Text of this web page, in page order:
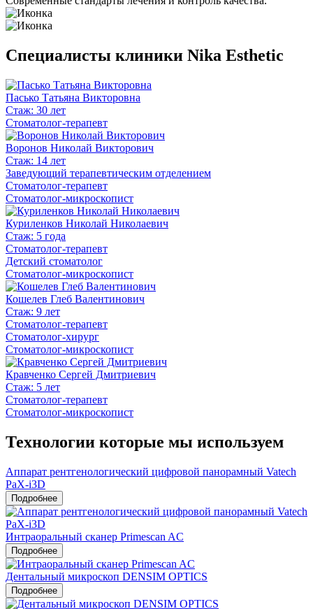
Специалисты клиники Nika Esthetic
Пасько Татьяна Викторовна
Стаж: 30 лет
Стоматолог-терапевт
Воронов Николай Викторович
Стаж: 14 лет
Заведующий терапевтическим отделением
Стоматолог-терапевт
Стоматолог-микроскопист
Куриленков Николай Николаевич
Стаж: 5 года
Стоматолог-терапевт
Детский стоматолог
Стоматолог-микроскопист
Кошелев Глеб Валентинович
Стаж: 9 лет
Стоматолог-терапевт
Стоматолог-хирург
Стоматолог-микроскопист
Кравченко Сергей Дмитриевич
Стаж: 5 лет
Стоматолог-терапевт
Стоматолог-микроскопист
Технологии которые мы используем
Аппарат рентгенологический цифровой панорамный Vatech
PaX-i3D
Подробнее
Интраоральный сканер Primescan AC
Подробнее
Дентальный микроскоп DENSIM OPTICS
Подробнее